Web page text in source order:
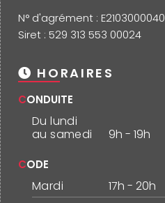
N° d'agrément : E2103000040
Siret : 529 313 553 00024
HORAIRES
CONDUITE
Du lundi
au samedi
9h - 19h
CODE
Mardi
17h - 20h